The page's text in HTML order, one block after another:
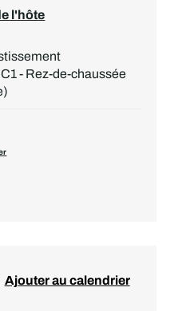
l'hôte
- Rez-de-chaussée
Ajouter au calendrier